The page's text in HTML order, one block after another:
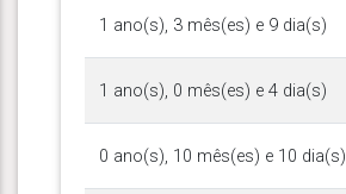
1 ano(s), 3 mês(es) e 9 dia(s)
1 ano(s), 0 mês(es) e 4 dia(s)
0 ano(s), 10 mês(es) e 10 dia(s)